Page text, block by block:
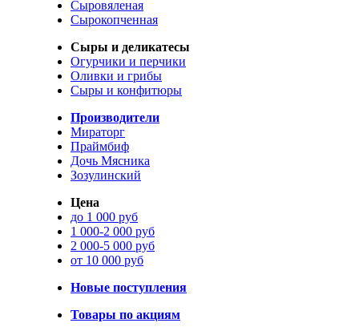
Сыровяленая
Сырокопченная
Сыры и деликатесы
Огурчики и перчики
Оливки и грибы
Сыры и конфитюры
Производители
Мираторг
Праймбиф
Дочь Мясника
Зозулинский
Цена
до 1 000 руб
1 000-2 000 руб
2 000-5 000 руб
от 10 000 руб
Новые поступления
Товары по акциям